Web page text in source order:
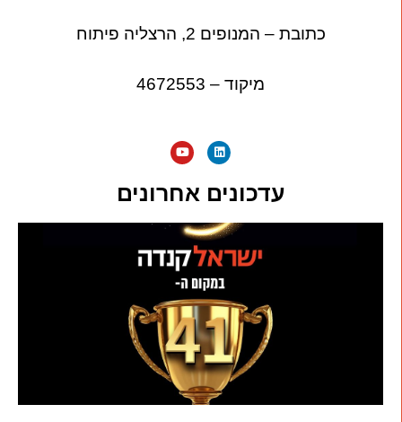
כתובת – המנופים 2, הרצליה פיתוח
מיקוד – 4672553
עדכונים אחרונים